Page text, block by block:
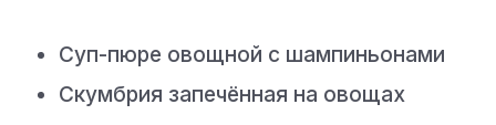
Суп-пюре овощной с шампиньонами
Скумбрия запечённая на овощах